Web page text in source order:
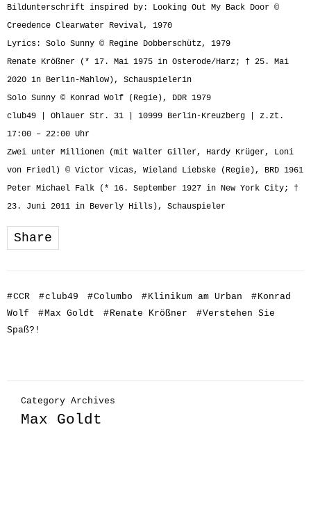
Bildunterschrift inspired by: Looking Out My Back Door ©
Creedence Clearwater Revival, 1970
Lyrics: Solo Sunny © Regine Dobberschütz, 1979
Renate Krößner (* 17. Mai 1975 in Osterode/Harz; † 25. Mai
2020 in Berlin-Mahlow), Schauspielerin
Solo Sunny © Konrad Wolf (Regie), DDR 1979
club49 | Ohlauer Str. 31 | 10999 Berlin-Kreuzberg | z.zt.
17:00 – 22:00 Uhr
Zwei unter Millionen (mit Walter Giller, Hardy Krüger, Loni
von Friedl) © Victor Vicas, Wieland Liebske (Regie), BRD 1961
Peter Michael Falk (* 16. September 1927 in New York City; †
23. Juni 2011 in Beverly Hills), Schauspieler
Share
#CCR #club49 #Columbo #Klinikum am Urban #Konrad
Wolf
#Max Goldt #Renate Krößner #Verstehen Sie
Spaß?!
Category Archives
Max Goldt